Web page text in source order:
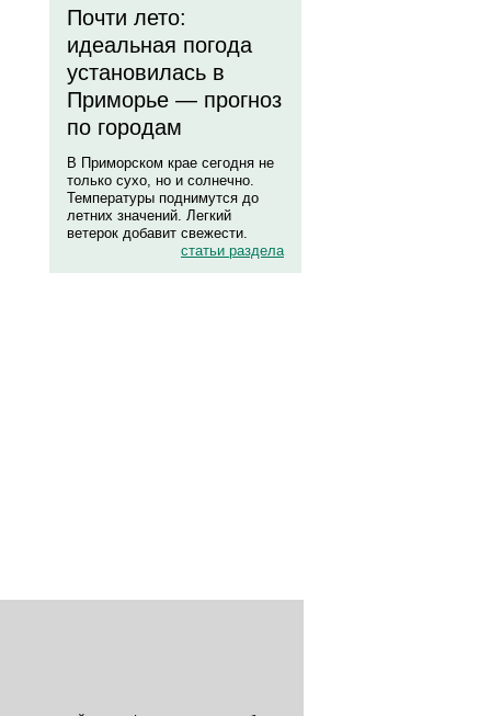
Почти лето:
идеальная погода
установилась в
Приморье — прогноз
по городам
В Приморском крае сегодня не
только сухо, но и солнечно.
Температуры поднимутся до
летних значений. Легкий
ветерок добавит свежести.
статьи раздела